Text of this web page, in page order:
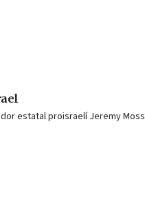
estatal proisraelí Jeremy